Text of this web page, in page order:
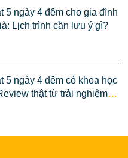
5 ngày 4 đêm cho gia đình
Lịch trình cần lưu ý gì?
5 ngày 4 đêm có khoa học
thật từ trải nghiệm